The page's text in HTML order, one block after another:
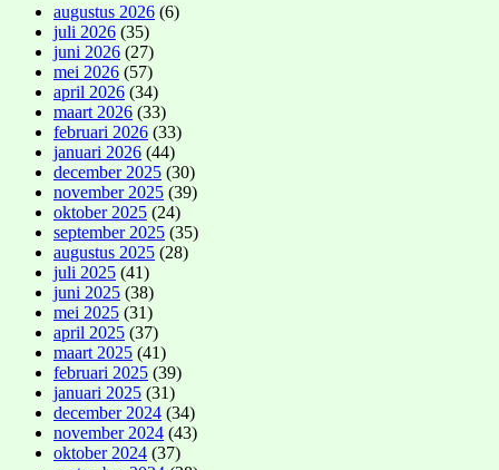
augustus 2026 (6)
juli 2026 (35)
juni 2026 (27)
mei 2026 (57)
april 2026 (34)
maart 2026 (33)
februari 2026 (33)
januari 2026 (44)
december 2025 (30)
november 2025 (39)
oktober 2025 (24)
september 2025 (35)
augustus 2025 (28)
juli 2025 (41)
juni 2025 (38)
mei 2025 (31)
april 2025 (37)
maart 2025 (41)
februari 2025 (39)
januari 2025 (31)
december 2024 (34)
november 2024 (43)
oktober 2024 (37)